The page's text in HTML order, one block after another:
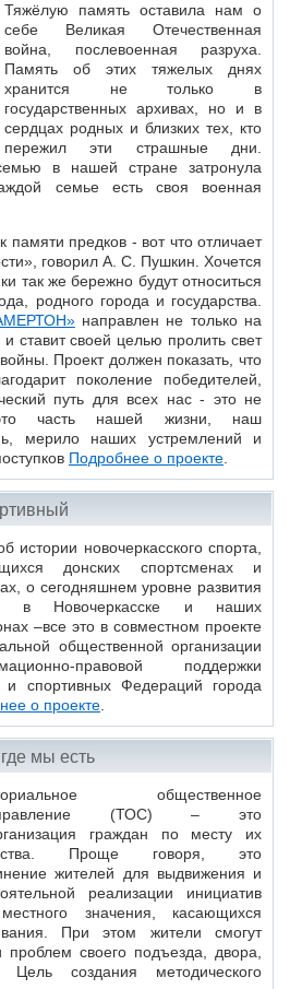
Тяжёлую память оставила нам о
себе Великая Отечественная
война, послевоенная разруха.
Память об этих тяжелых днях
хранится не только в
государственных архивах, но и в
сердцах родных и близких тех, кто
пережил эти страшные дни.
в нашей стране затронула
семье есть своя военная
предков - вот что отличает
говорил А. С. Пушкин. Хочется
так же бережно будут относиться
родного города и государства.
направлен не только на
ставит своей целью пролить свет
Проект должен показать, что
поколение победителей,
путь для всех нас - это не
часть нашей жизни, наш
мерило наших устремлений и
Подробнее о проекте.
истории новочеркасского спорта,
донских спортсменах и
о сегодняшнем уровне развития
в Новочеркасске и наших
–все это в совместном проекте
общественной организации
правовой поддержки
и спортивных Федераций города
о проекте.
мы есть
общественное
(ТОС) – это
граждан по месту их
Проще говоря, это
жителей для выдвижения и
реализации инициатив
значения, касающихся
При этом жители смогут
проблем своего подъезда, двора,
создания методического